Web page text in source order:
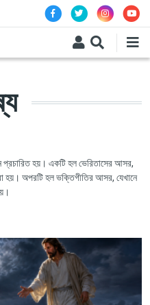
প্রচারিত হয়। একটি হল ভেরিতাসের আসর,
হয়। অপরটি হল ভক্তিগীতির আসর, যেখানে